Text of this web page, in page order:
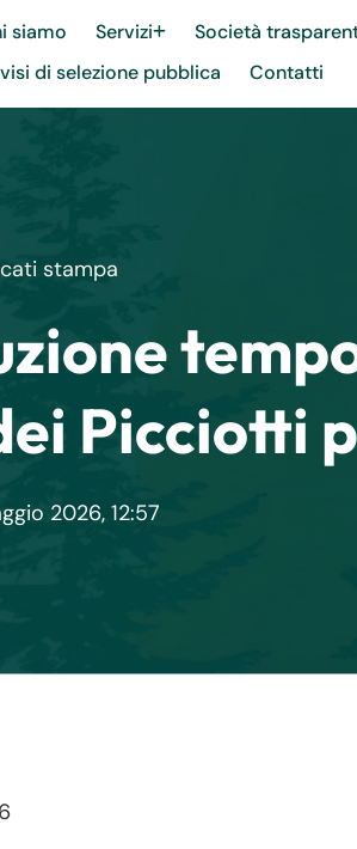
siamo Servizi Società
di selezione pubblica
Contatti
stampa
Picciotti
2026, 12:57